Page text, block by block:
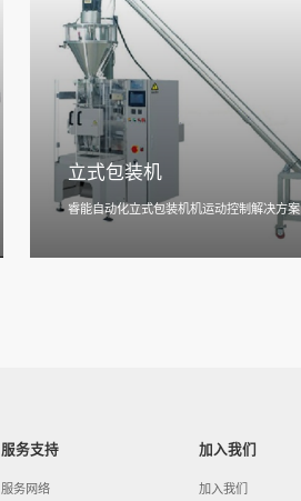
立式包装机
睿能自动化立式包装机机运动控制解决方案
服务支持
服务网络
加入我们
加入我们